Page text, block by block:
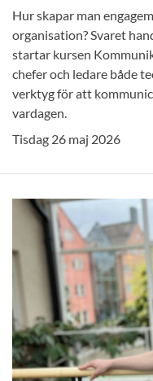
Hur skapar man
organisation? Svaret
startar kursen
chefer och ledare både
verktyg för att
vardagen.
Tisdag 26 maj 2026